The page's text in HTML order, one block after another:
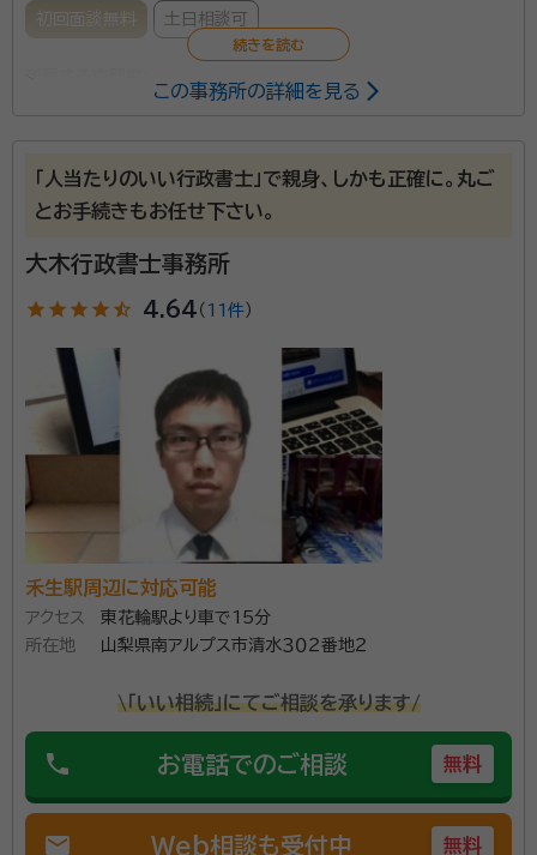
初回面談無料 土日相談可
「相続って週刊誌等の特集で読んだことはあったが、実
際に自分で手続しなくてはならないとなると何をどうし
てよいかわからない」といったお声をよく頂戴いたしま
割協議書の作成等、行政書士が対応できる部分は弊所
にて書類作成をさせていただき、不動産の相続登記や
相続税の申告が発生する場合には、提携している司法書
士事務所や税理士事務所を責任をもってご紹介いたし
ます。まずはお気軽にお問い合わせください。
所属団体： 山梨県行政書士会
この事務所の詳細を見る
「人当たりのいい行政書士」で親身、しかも正確に。丸ご
とお手続きもお任せ下さい。
大木行政書士事務所
star star star star star_half 4.64 （ 11件 ）
禾生駅周辺に対応可能
アクセス
東花輪駅より車で15分
所在地
山梨県南アルプス市清水３０２番地２
\「いい相続」にてご相談を承ります/
phone お電話でのご相談 無料
mail Web相談も受付中 無料